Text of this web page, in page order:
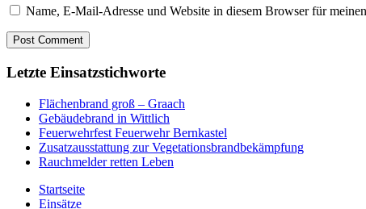
Name, E-Mail-Adresse und Website in diesem Browser für
Letzte Einsatzstichworte
Flächenbrand groß – Graach
Gebäudebrand in Wittlich
Feuerwehrfest Feuerwehr Bernkastel
Zusatzausstattung zur Vegetationsbrandbekämpfung
Rauchmelder retten Leben
Startseite
Einsätze